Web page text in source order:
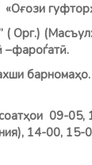
Орг.)
–фароѓатӣ.
09-05,
14-00, 15-